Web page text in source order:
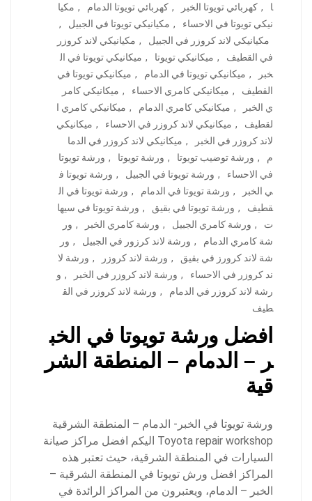
ا
, كهربائي تويوتا الخبر , كهربائي تويوتا الدمام , مكيا
نيكي تويوتا في الاحساء
, مكيانيكي تويوتا في الجبيل
,
مكيانيكي لاند كروزر في الجبيل
, مكيانيكي لاند كروزر
في القطيف
, ميكانيكي تويوتا , ميكانيكي تويوتا في ال
خبر
, ميكانيكي تويوتا في الدمام , ميكانيكي تويوتا في
القطيف
, ميكانيكي كامري الاحساء , ميكانيكي كامر
ي الخبر
, ميكانيكي كامري الدمام , ميكانيكي كامري ا
لقطيف
, ميكانيكي لاند كروزر في الاحساء , ميكانيكي
لاند كروزر في الخبر
, ميكانيكي لاند كروزر في الدما
م
, ورشة توضيب تويوتا , ورشة تويوتا , ورشة تويوتا
في الاحساء
, ورشة تويوتا في الجبيل , ورشة تويوتا ف
ي الخبر
, ورشة تويوتا في الدمام , ورشة تويوتا في ال
قطيف
, ورشة تويوتا في بقيق , ورشة تويوتا في سيها
ت
, ورشة كامري الجبيل , ورشة كامري الخبر , ور
شة كامري الدمام
, ورشة لاند كرزور في الجبيل , ور
شة لاند كرورز في بقيق
, ورشة لاند كروزر , ورشة لا
ند كروزر في الاحساء
, ورشة لاند كروزر في الخبر , و
رشة لاند كروزر في الدمام
, ورشة لاند كروزر في الق
طيف
افضل ورشة تويوتا في الخب
ر – الدمام – المنطقة الشر
قية
ورشة تويوتا في الخبر- الدمام – المنطقة الشرقية
Toyota repair workshop اليكم افضل مراكز صيانة
السيارات في المنطقة الشرقية، حيث تعتبر هذه
المراكز افضل ورش تويوتا في المنطقة الشرقية –
الخبر – الدمام، ويعتبرون من المراكز الرائدة في